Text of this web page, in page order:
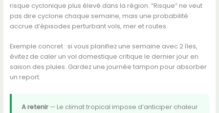
risque cyclonique plus élevé dans la région. “Risque” ne veut
pas dire cyclone chaque semaine, mais une probabilité
accrue d’épisodes perturbant vols, mer et routes.
Exemple concret : si vous planifiez une semaine avec 2 îles,
évitez de caler un vol domestique critique le dernier jour en
saison des pluies. Gardez une journée tampon pour absorber
un report.
A retenir— Le climat tropical impose d’anticiper chaleur